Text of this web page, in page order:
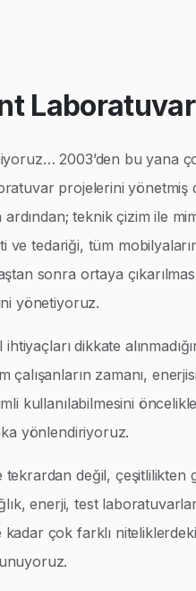
2003’den bu yana
projelerini yönetmiş
ardından; teknik çizim ile
ve tedariği, tüm
sonra ortaya
yönetiyoruz.
dikkate
çalışanların zamanı,
kullanılabilmesini
yönlendiriyoruz.
tekrardan değil, çeşitlilikten
enerji, test
çok farklı